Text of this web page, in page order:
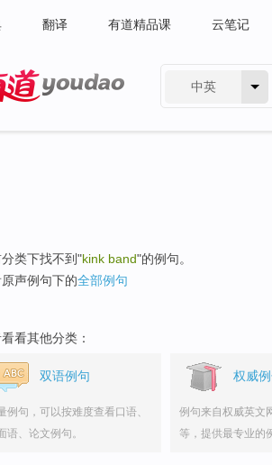
翻译 有道精品课 云笔记
中英
类下找不到"kink band"的例句。
声例句下的全部例句
看其他分类：
双语例句
例句，可以按难度查看口语、
语、论文例句。
权威
例句来自权威英文
等，提供最专业的